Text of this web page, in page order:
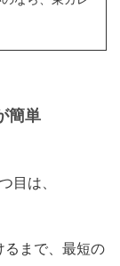
簡単
目は、
るまで、最短の